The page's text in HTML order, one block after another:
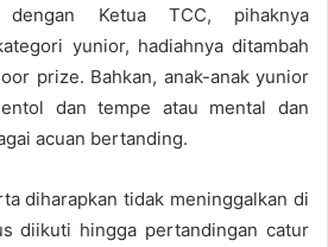
dengan Ketua TCC, pihaknya
yunior, hadiahnya ditambah
prize. Bahkan, anak-anak yunior
dan tempe atau mental dan
acuan bertanding.
diharapkan tidak meninggalkan di
diikuti hingga pertandingan catur